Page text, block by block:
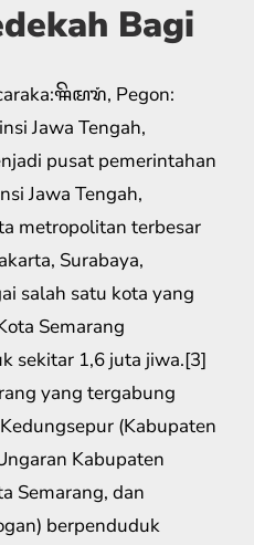
Bagi
Pegon:
pusat pemerintahan
Jawa Tengah,
metropolitan terbesar
Surabaya,
salah satu kota yang
Semarang
sekitar 1,6 juta jiwa.[3]
yang tergabung
(Kabupaten
Kabupaten
Semarang, dan
berpenduduk